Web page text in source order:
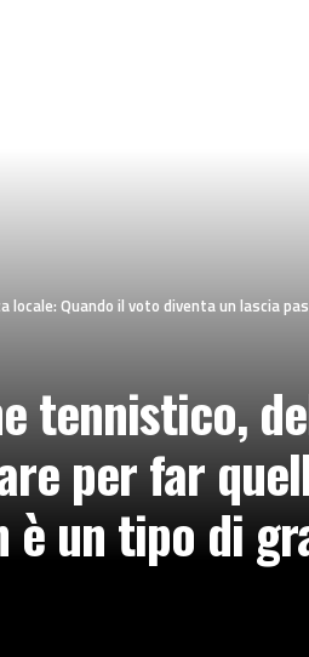
il voto diventa un lascia passare per far quello che
tennistico,
per far
un tipo di